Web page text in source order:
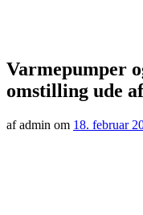
Varmepumper
omstilling ude
af admin om 18. februar